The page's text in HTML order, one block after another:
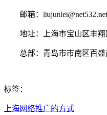
邮箱：liujunlei@net532.net
地址：上海市宝山区丰翔
总部：青岛市市南区百盛
标签：
上海网络推广的方式